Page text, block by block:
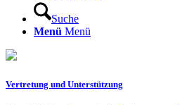
Suche
Menü Menü
Vertretung und Unterstützung